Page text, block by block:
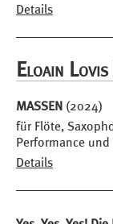
Details
Eloain
MASSEN (2024)
für Flöte,
Performance
Details